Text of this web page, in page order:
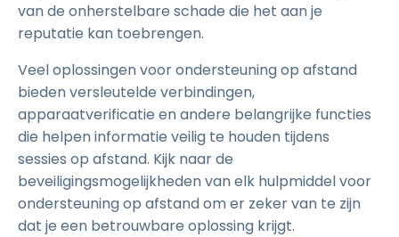
van de onherstelbare schade die het aan je
reputatie kan toebrengen.
Veel oplossingen voor ondersteuning op afstand
bieden versleutelde verbindingen,
apparaatverificatie en andere belangrijke functies
die helpen informatie veilig te houden tijdens
sessies op afstand. Kijk naar de
beveiligingsmogelijkheden van elk hulpmiddel voor
ondersteuning op afstand om er zeker van te zijn
dat je een betrouwbare oplossing krijgt.